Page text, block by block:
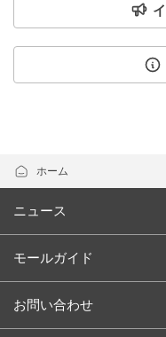
ホーム
ニュース
モールガイド
お問い合わせ